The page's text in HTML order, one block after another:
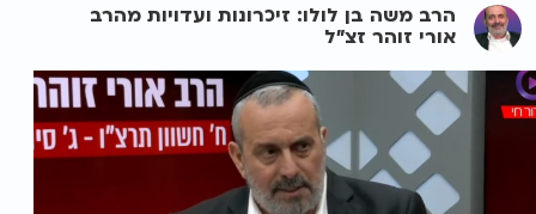
הרב משה בן לולו: זיכרונות ועדויות מהרב
אורי זוהר זצ"ל